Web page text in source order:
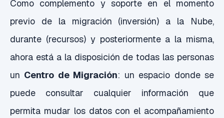
Como complemento y soporte en el momento
previo de la migración (inversión) a la Nube,
durante (recursos) y posteriormente a la misma,
ahora está a la disposición de todas las personas
un Centro de Migración: un espacio donde se
puede consultar cualquier información que
permita mudar los datos con el acompañamiento